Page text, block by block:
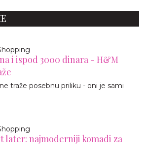
i ispod 3000 dinara - H&M
traže posebnu priliku - oni je sami
later: najmoderniji komadi za